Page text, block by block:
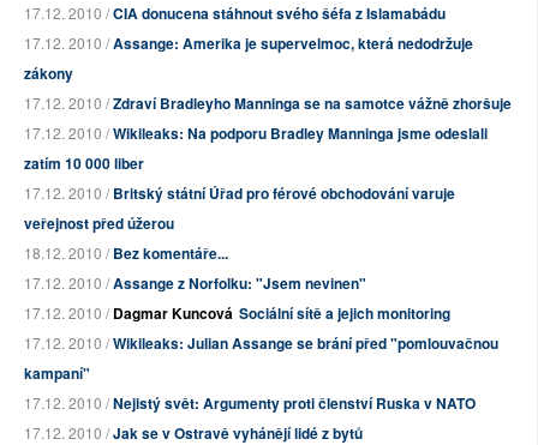
17.12. 2010 /CIA donucena stáhnout svého šéfa z Islamabádu
17.12. 2010 /Assange: Amerika je supervelmoc, která nedodržuje
zákony
17.12. 2010 /Zdraví Bradleyho Manninga se na samotce vážně zhoršuje
17.12. 2010 /Wikileaks: Na podporu Bradley Manninga jsme odeslali
zatím 10 000 liber
17.12. 2010 /Britský státní Úřad pro férové obchodování varuje
veřejnost před úžerou
18.12. 2010 /Bez komentáře...
17.12. 2010 /Assange z Norfolku: "Jsem nevinen"
17.12. 2010 /Dagmar Kuncová Sociální sítě a jejich monitoring
17.12. 2010 /Wikileaks: Julian Assange se brání před "pomlouvačnou
kampaní"
17.12. 2010 /Nejistý svět: Argumenty proti členství Ruska v NATO
17.12. 2010 /Jak se v Ostravě vyhánějí lidé z bytů